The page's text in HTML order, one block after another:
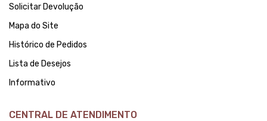
Solicitar Devolução
Mapa do Site
Histórico de Pedidos
Lista de Desejos
Informativo
CENTRAL DE ATENDIMENTO